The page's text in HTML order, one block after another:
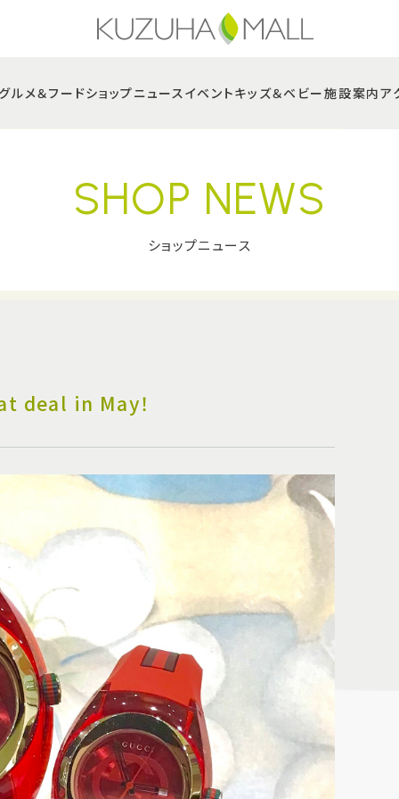
ルメ＆フードショップニュース イベントキッズ＆ベビー施設案内ア
SHOP NEWS
ショップニュース
deal in May！